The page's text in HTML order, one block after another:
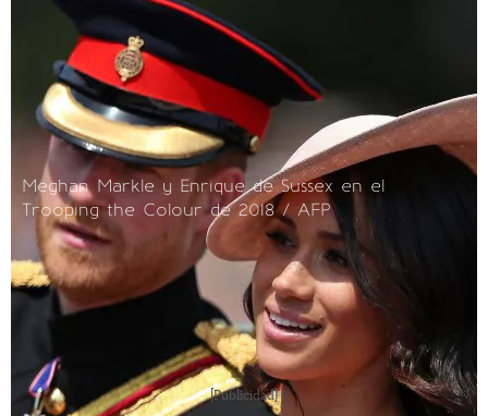
Meghan Markle y Enrique de Sussex en el
Trooping the Colour de 2018 / AFP
[Publicidad]